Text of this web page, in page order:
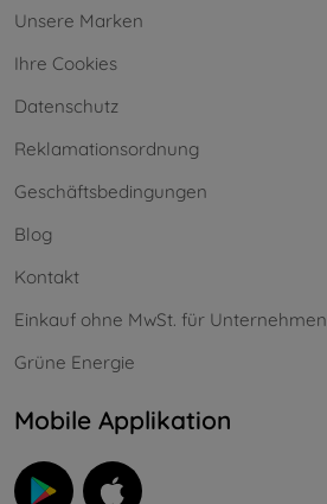
Unsere Marken
Ihre Cookies
Datenschutz
Reklamationsordnung
Geschäftsbedingungen
Blog
Kontakt
Einkauf ohne MwSt. für Unternehmen
Grüne Energie
Mobile Applikation